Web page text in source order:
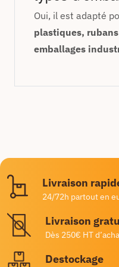
Oui, il est adapté
plastiques,
emballages
Livraison
24/72h partout en
Livraison
Dès 250€ HT
Destockage